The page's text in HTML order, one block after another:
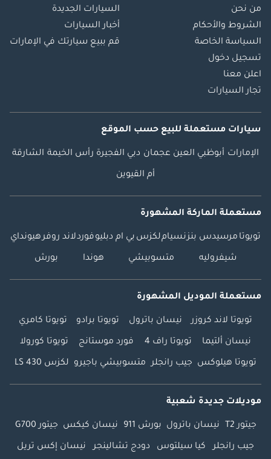
من نحن
الشروط والأحكام
السياسة الخاصة
تسجيل دخول
اعلن معنا
تجار السيارات
السيارات الجديدة
أخبار السيارات
قم ببيع سيارتك في الإمارات
سيارات مستعملة للبيع حسب الموقع
الإمارات أبوظبي العين عجمان دبي الفجيرة رأس الخيمة الشارقة
أم القيوين
مستعملة الماركة المشهورة
تويوتا مرسيدس بنزنسياملكزس بي ام دبليوفوردلاند روفرهيونداي
شيفروليه متسوبيشي هوندا بورش
مستعملة الموديل المشهورة
تويوتا لاند كروزر نيسان باترول تويوتا برادو تويوتا كامري
نيسان ألتيما تويوتا راف 4 فورد موستانج تويوتا كورولا
تويوتا هيلوكس جيب رانجلر متسوبيشي باجيرو لكزس LS 430
موديلات جديدة شعبية
جيتور T2 نيسان باترول بورش 911 نيسان كيكس جيتور G700
جيب رانجلر كيا سيلتوس دودج تشالينجر نيسان إكس تريل